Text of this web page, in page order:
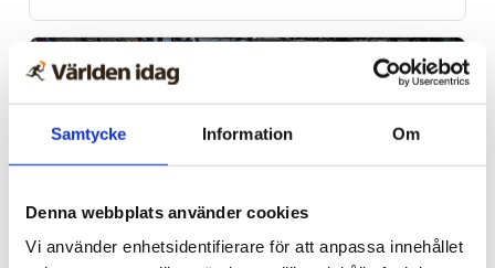
Samtycke Information Om
Denna webbplats använder cookies
Vi använder enhetsidentifierare för att anpassa innehållet